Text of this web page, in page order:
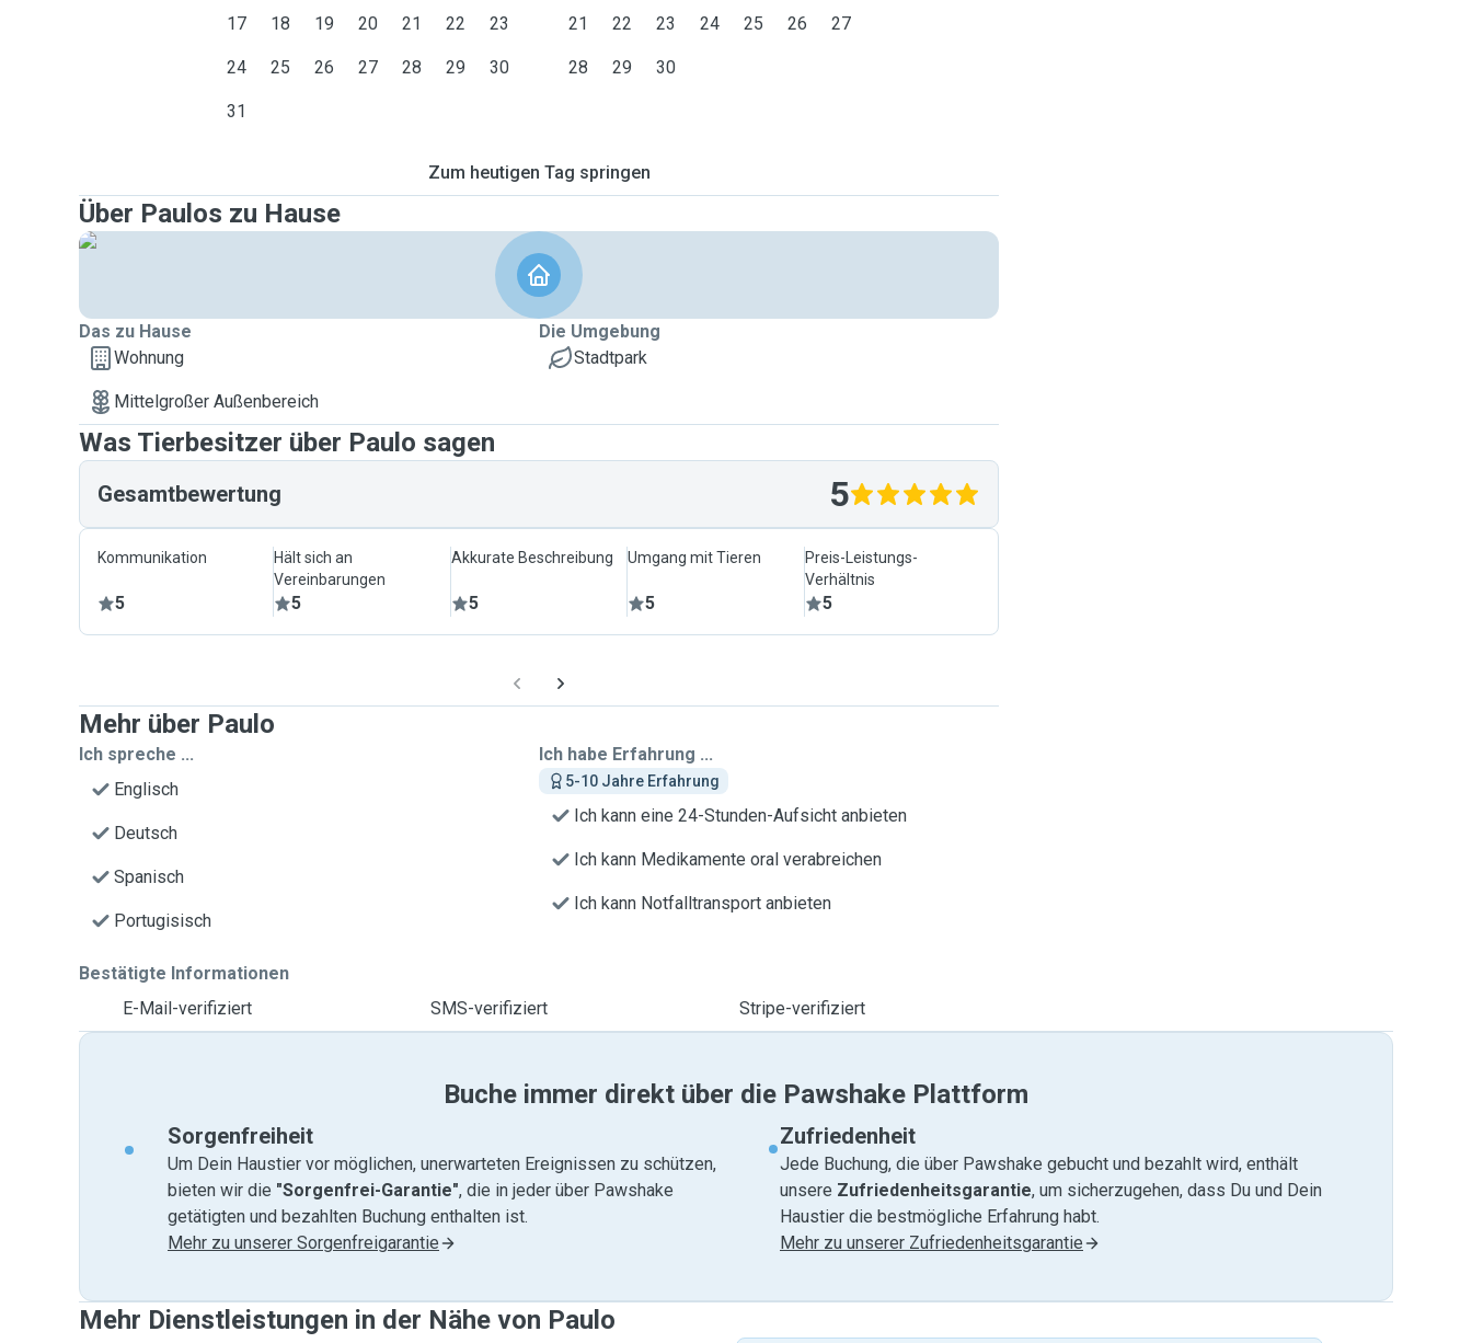
17 18 19 20 21 22 23
24 25 26 27 28 29 30
31
21 22 23 24 25 26 27
28 29 30
Zum heutigen Tag springen
Über Paulos zu Hause
Das zu Hause
Wohnung
Mittelgroßer Außenbereich
Die Umgebung
Stadtpark
Was Tierbesitzer über Paulo sagen
Gesamtbewertung 5
Kommunikation
5
Hält sich an
Vereinbarungen
5
Akkurate Beschreibung
5
Umgang mit Tieren
5
Preis-Leistungs-
Verhältnis
5
Mehr über Paulo
Ich spreche ...
Englisch
Deutsch
Spanisch
Portugisisch
Ich habe Erfahrung ...
5-10 Jahre Erfahrung
Ich kann eine 24-Stunden-Aufsicht anbieten
Ich kann Medikamente oral verabreichen
Ich kann Notfalltransport anbieten
Bestätigte Informationen
E-Mail-verifiziert
SMS-verifiziert Stripe-verifiziert
Buche immer direkt über die Pawshake Plattform
Sorgenfreiheit
Um Dein Haustier vor möglichen, unerwarteten Ereignissen zu schützen,
bieten wir die "Sorgenfrei-Garantie", die in jeder über Pawshake
getätigten und bezahlten Buchung enthalten ist.
Mehr zu unserer Sorgenfreigarantie
Zufriedenheit
Jede Buchung, die über Pawshake gebucht und bezahlt wird, enthält
unsere Zufriedenheitsgarantie, um sicherzugehen, dass Du und Dein
Haustier die bestmögliche Erfahrung habt.
Mehr zu unserer Zufriedenheitsgarantie
Mehr Dienstleistungen in der Nähe von Paulo